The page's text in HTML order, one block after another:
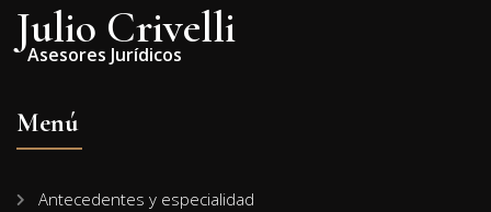
Julio Crivelli
Asesores Jurídicos
Menú
Antecedentes y especialidad